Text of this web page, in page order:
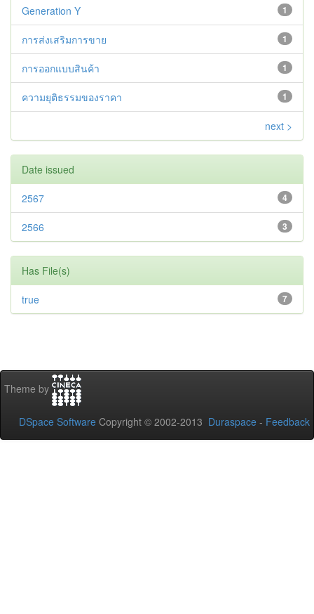
1
Generation Y
1
การส่งเสริมการขาย
1
การออกแบบสินค้า
1
ความยุติธรรมของราคา
next >
Date issued
4
2567
3
2566
Has File(s)
7
true
Theme by
DSpace Software Copyright © 2002-2013 Duraspace - Feedback